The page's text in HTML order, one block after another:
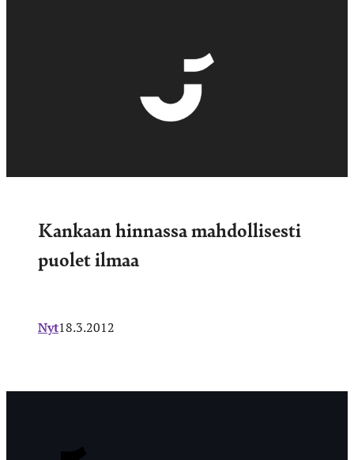
Kankaan hinnassa mahdollisesti
puolet ilmaa
Nyt18.3.2012